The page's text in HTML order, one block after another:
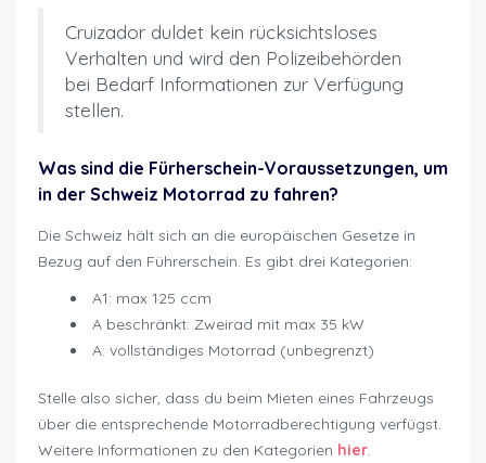
Cruizador duldet kein rücksichtsloses
Verhalten und wird den Polizeibehörden
bei Bedarf Informationen zur Verfügung
stellen.
Was sind die Fürherschein-Voraussetzungen, um
in der Schweiz Motorrad zu fahren?
Die Schweiz hält sich an die europäischen Gesetze in
Bezug auf den Führerschein. Es gibt drei Kategorien:
A1: max 125 ccm
A beschränkt: Zweirad mit max 35 kW
A: vollständiges Motorrad (unbegrenzt)
Stelle also sicher, dass du beim Mieten eines Fahrzeugs
über die entsprechende Motorradberechtigung verfügst.
Weitere Informationen zu den Kategorien hier.